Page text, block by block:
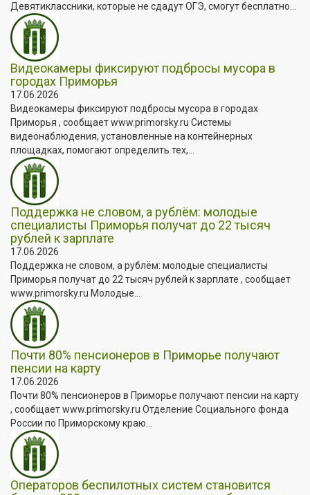
Девятиклассники, которые не сдадут ОГЭ, смогут бесплатно...
Видеокамеры фиксируют подбросы мусора в
городах Приморья
17.06.2026
Видеокамеры фиксируют подбросы мусора в городах
Приморья , сообщает www.primorsky.ru Системы
видеонаблюдения, установленные на контейнерных
площадках, помогают определить тех,...
Поддержка не словом, а рублём: молодые
специалисты Приморья получат до 22 тысяч
рублей к зарплате
17.06.2026
Поддержка не словом, а рублём: молодые специалисты
Приморья получат до 22 тысяч рублей к зарплате , сообщает
www.primorsky.ru Молодые...
Почти 80% пенсионеров в Приморье получают
пенсии на карту
17.06.2026
Почти 80% пенсионеров в Приморье получают пенсии на карту
, сообщает www.primorsky.ru Отделение Социального фонда
России по Приморскому краю...
Операторов беспилотных систем становится